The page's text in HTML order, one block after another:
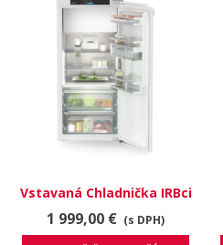
Vstavaná Chladnička IRBci
4151 Prime BioFresh
1 999,00 € (s DPH)